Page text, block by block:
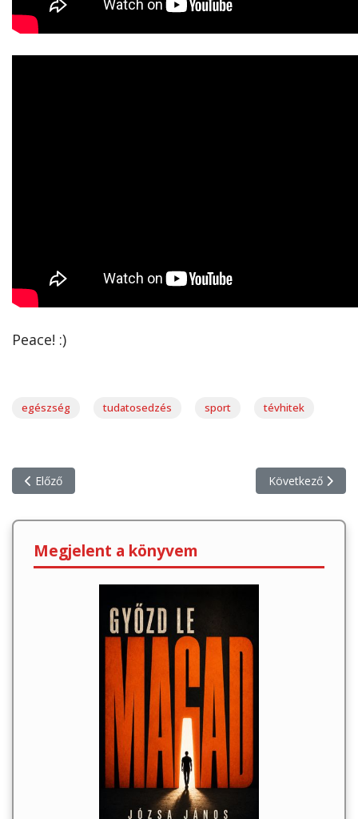
Peace! :)
egészség tudatosedzés sport tévhitek
Előző cikk: Az idő télen sem áll meg…
Előző Következő cikk:
Következő
Megjelent a könyvem